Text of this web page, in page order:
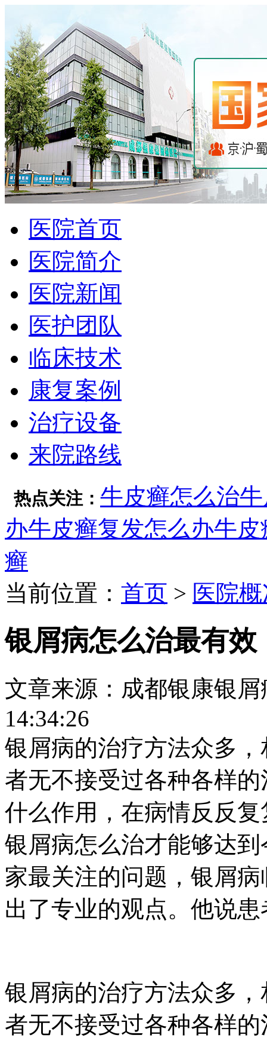
医院首页
医院简介
医院新闻
医护团队
临床技术
康复案例
治疗设备
来院路线
热点关注： 牛皮癣怎么治
办牛皮癣复发怎么办牛皮
癣
当前位置： 首页 > 医院
银屑病怎么治最有效
文章来源：成都银康银
14:34:26
银屑病的治疗方法众多
者无不接受过各种各样
什么作用，在病情反反
银屑病怎么治才能够达
家最关注的问题，银屑
出了专业的观点。他说
银屑病的治疗方法众多
者无不接受过各种各样